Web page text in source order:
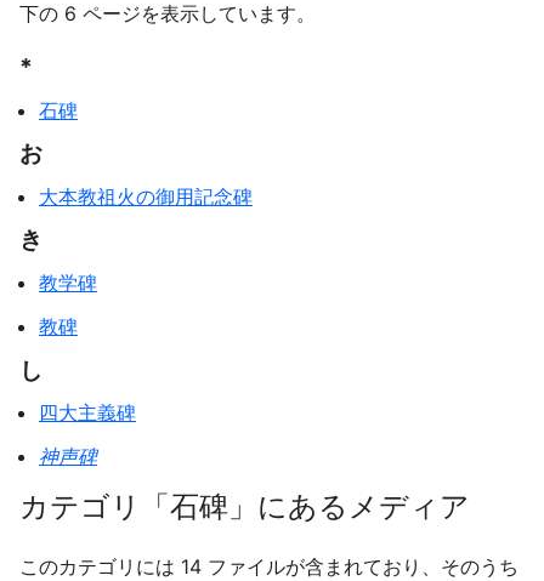
下の 6 ページを表示しています。
*
石碑
お
大本教祖火の御用記念碑
き
教学碑
教碑
し
四大主義碑
神声碑
カテゴリ「石碑」にあるメディア
このカテゴリには 14 ファイルが含まれており、そのうち